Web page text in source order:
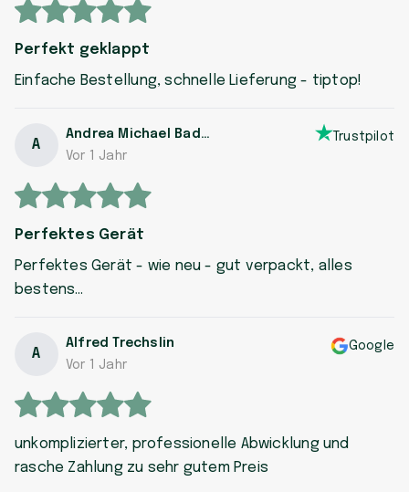
Perfekt geklappt
Einfache Bestellung, schnelle Lieferung - tiptop!
A
Andrea Michael Badrutt
Vor 1 Jahr
Trustpilot
Perfektes Gerät
Perfektes Gerät - wie neu - gut verpackt, alles
bestens…
A
Alfred Trechslin
Vor 1 Jahr
Google
unkomplizierter, professionelle Abwicklung und
rasche Zahlung zu sehr gutem Preis